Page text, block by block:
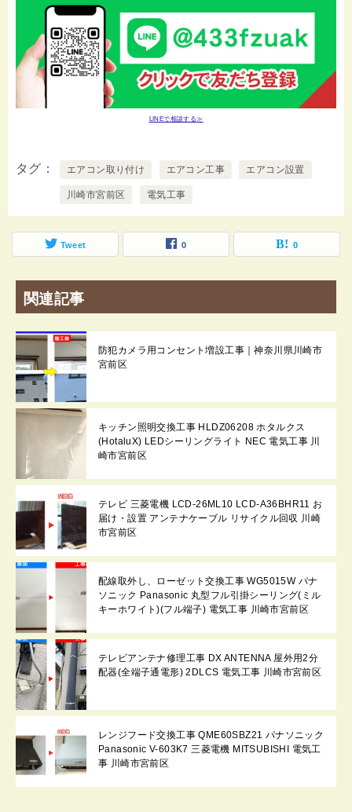
LINEで相談する≫
タグ エアコン取り付け エアコン工事 エアコン設置
川崎市宮前区 電気工事
Tweet 0 0
関連記事
防犯カメラ用コンセント増設工事｜神奈川県川崎市
宮前区
キッチン照明交換工事 HLDZ06208 ホタルクス
(HotaluX) LEDシーリングライト NEC 電気工事 川
崎市宮前区
テレビ 三菱電機 LCD-26ML10 LCD-A36BHR11 お
届け・設置 アンテナケーブル リサイクル回収 川崎
市宮前区
配線取外し、ローゼット交換工事 WG5015W パナ
ソニック Panasonic 丸型フル引掛シーリング(ミル
キーホワイト)(フル端子) 電気工事 川崎市宮前区
テレビアンテナ修理工事 DX ANTENNA 屋外用2分
配器(全端子通電形) 2DLCS 電気工事 川崎市宮前区
レンジフード交換工事 QME60SBZ21 パナソニック
Panasonic V-603K7 三菱電機 MITSUBISHI 電気工
事 川崎市宮前区